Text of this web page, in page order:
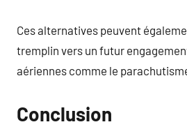
Ces alternatives peuvent
tremplin vers un futur
aériennes comme le
Conclusion